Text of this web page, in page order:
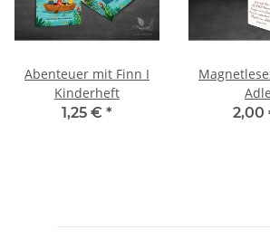
Abenteuer mit Finn I
Kinderheft
1,25 € *
2,00